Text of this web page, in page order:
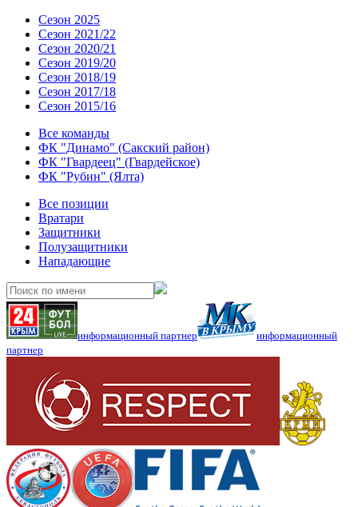
Сезон 2025
Сезон 2021/22
Сезон 2020/21
Сезон 2019/20
Сезон 2018/19
Сезон 2017/18
Сезон 2015/16
Все команды
ФК "Динамо" (Сакский район)
ФК "Гвардеец" (Гвардейское)
ФК "Рубин" (Ялта)
Все позиции
Вратари
Защитники
Полузащитники
Нападающие
информационный партнер
информационный
партнер